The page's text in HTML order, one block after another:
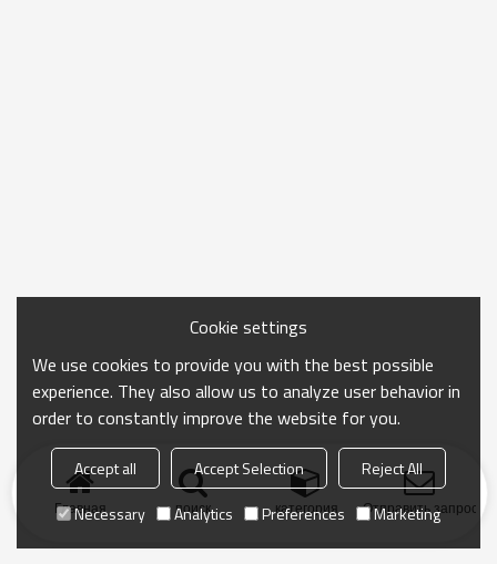
Главная поиск категория Отправить запрос
Cookie settings
We use cookies to provide you with the best possible
experience. They also allow us to analyze user behavior in
order to constantly improve the website for you.
Accept all Accept Selection
Reject All
Necessary
Analytics Preferences Marketing